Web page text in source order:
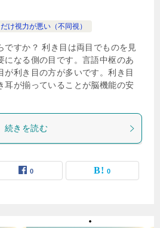
け視力が悪い（不同視）
ですか？ 利き目は両目でものを見
になる側の目です。言語中枢のあ
が利き目の方が多いです。利き目
耳が揃っていることが脳機能の安
続きを読む
0 0